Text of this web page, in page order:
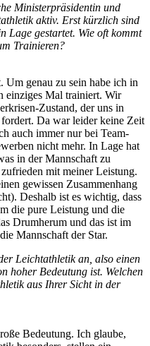
Ministerpräsidentin und
aktiv. Erst kürzlich sind
Lage gestartet. Wie oft kommt
Trainieren?
Um genau zu sein habe ich in
einziges Mal trainiert. Wir
Zustand, der uns in
Da war leider keine Zeit
auch immer nur bei Team-
nicht mehr. In Lage hat
in der Mannschaft zu
mit meiner Leistung.
gewissen Zusammenhang
Deshalb ist es wichtig, dass
die pure Leistung und die
Drumherum und das ist im
Mannschaft der Star.
Leichtathletik an, also einen
hoher Bedeutung ist. Welchen
aus Ihrer Sicht in der
Bedeutung. Ich glaube,